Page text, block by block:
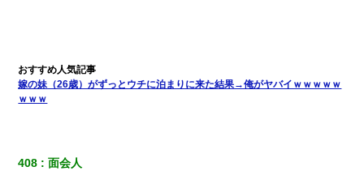
妊娠中に「おいこのブタ女！てめー席譲れ！」と絡まれ腹を殴る
真似された。泣きながら夫に話すと一年後に…
嫁の妹（26歳）がずっとウチに泊まりに来た結果→俺がヤバイｗｗｗｗｗ
ｗｗｗ
408 面会人